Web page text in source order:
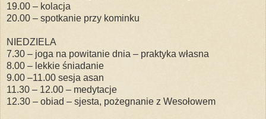
19.00 – kolacja
20.00 – spotkanie przy kominku
NIEDZIELA
7.30 – joga na powitanie dnia – praktyka własna
8.00 – lekkie śniadanie
9.00 –11.00 sesja asan
11.30 – 12.00 – medytacje
12.30 – obiad – sjesta, pożegnanie z Wesołowem